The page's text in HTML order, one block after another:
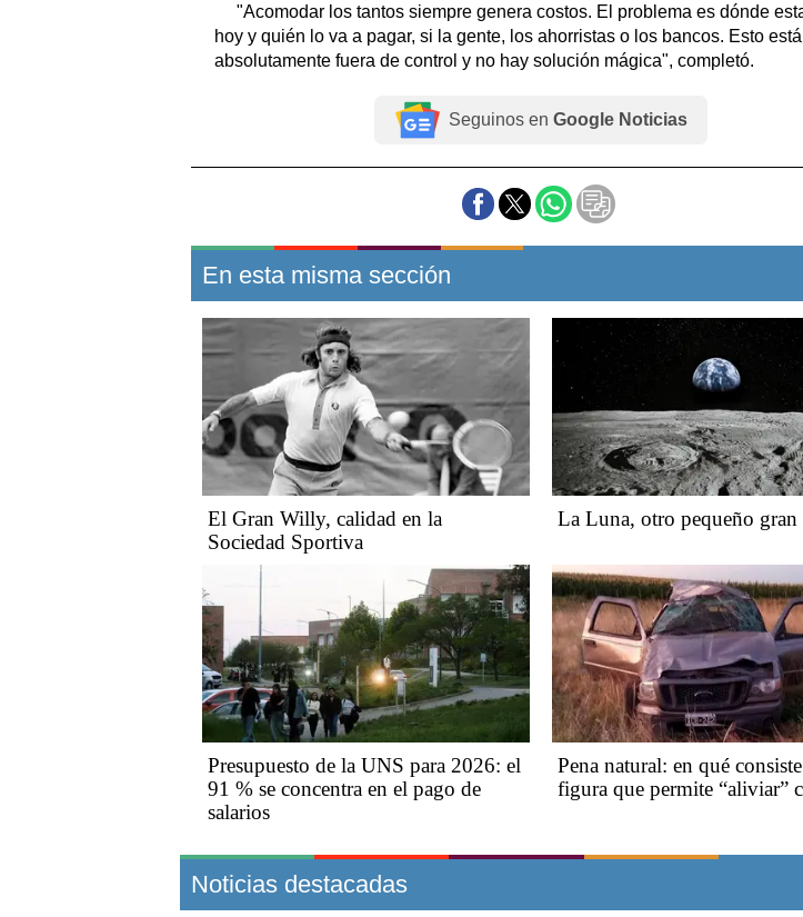
"Acomodar los tantos siempre genera costos. El problema es dónde
hoy y quién lo va a pagar, si la gente, los ahorristas o los bancos. Esto está
absolutamente fuera de control y no hay solución mágica", completó.
Seguinos en Google Noticias
En esta misma sección
El Gran Willy, calidad en la
Sociedad Sportiva
La Luna, otro pequeño gran
Presupuesto de la UNS para 2026: el
91 % se concentra en el pago de
salarios
Pena natural: en qué
figura que permite “aliviar”
Noticias destacadas